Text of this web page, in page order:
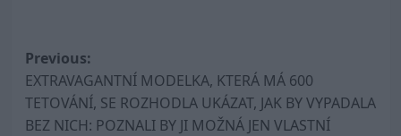
Post
navigation
Previous:
EXTRAVAGANTNÍ MODELKA, KTERÁ MÁ 600
TETOVÁNÍ, SE ROZHODLA UKÁZAT, JAK BY VYPADALA
BEZ NICH: POZNALI BY JI MOŽNÁ JEN VLASTNÍ